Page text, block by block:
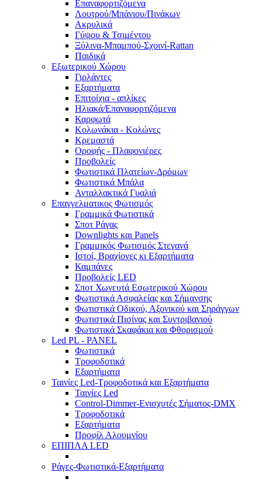
Επαναφορτιζόμενα
Λουτρού/Μπάνιου/Πινάκων
Ακρυλικά
Γύψου & Τσιμέντου
Ξύλινα-Μπαμπού-Σχοινί-Rattan
Παιδικά
Εξωτερικού Χώρου
Γιρλάντες
Εξαρτήματα
Επιτοίχια - απλίκες
Ηλιακά/Επαναφορτιζόμενα
Καρφωτά
Κολωνάκια - Κολώνες
Κρεμαστά
Οροφής - Πλαφονιέρες
Προβολείς
Φωτιστικά Πλατείων-Δρόμων
Φωτιστικά Μπάλα
Ανταλλακτικά Γυαλιά
Επαγγελματικος Φωτισμός
Γραμμικά Φωτιστικά
Σποτ Ράγας
Downlights και Panels
Γραμμικός Φωτισμός Στεγανά
Ιστοί, Βραχίονες κι Εξαρτήματα
Καμπάνες
Προβολείς LED
Σποτ Χωνευτά Εσωτερικού Χώρου
Φωτιστικά Ασφαλείας και Σήμανσης
Φωτιστικά Οδικού, Αξονικού και Σηράγγων
Φωτιστικά Πισίνας και Συντριβανιού
Φωτιστικά Σκαφάκια και Φθορισμού
Led PL - PANEL
Φωτιστικά
Τροφοδοτικά
Εξαρτήματα
Ταινίες Led-Τροφοδοτικά και Εξαρτήματα
Ταινίες Led
Control-Dimmer-Ενισχυτές Σήματος-DMX
Τροφοδοτικά
Εξαρτήματα
Προφίλ Αλουμνίου
ΕΠΙΠΛΑ LED
Ράγες-Φωτιστικά-Εξαρτήματα